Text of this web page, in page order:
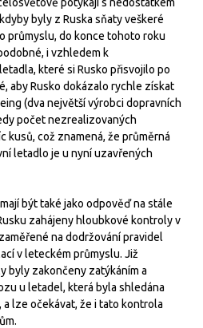
byly z Ruska sňaty veškeré
průmyslu, do konce tohoto roku
i vzhledem k
které si Rusko přisvojilo po
aby Rusko dokázalo rychle získat
(dva největší výrobci dopravních
počet nezrealizovaných
kusů, což znamená, že průměrná
letadlo je u nyní uzavřených
být také jako odpověď na stále
zahájeny hloubkové kontroly v
na dodržování pravidel
v leteckém průmyslu. Již
byly zakončeny zatýkáním a
u letadel, která byla shledána
lze očekávat, že i tato kontrola